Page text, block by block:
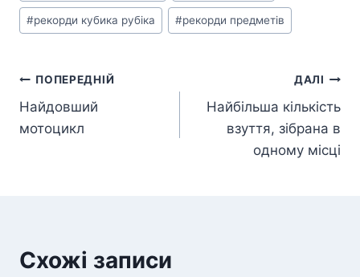
#рекорди кубика рубіка #рекорди предметів
Навігація
записів
ПОПЕРЕДНІЙ
Найдовший
мотоцикл
ДАЛІ
Найбільша кількість
взуття, зібрана в
одному місці
Схожі записи